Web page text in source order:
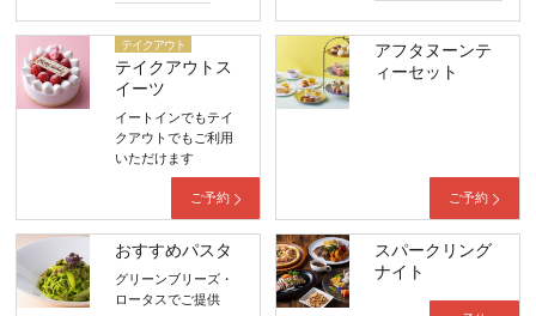
テイクアウト
テイクアウトス
イーツ
イートインでもテイ
クアウトでもご利用
いただけます
ご予約
アフタヌーンテ
ィーセット
ご予約
おすすめパスタ
グリーンブリーズ・
ロータスでご提供
スパークリング
ナイト